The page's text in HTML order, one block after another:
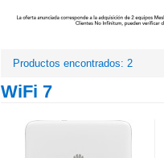
Productos encontrados: 2
WiFi 7